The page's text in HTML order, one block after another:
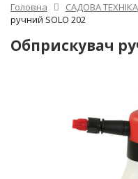
Головна САДОВА ТЕХНІКА
ручний SOLO 202
Обприскувач